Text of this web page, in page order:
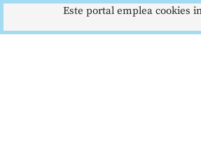
Este portal emplea cookies